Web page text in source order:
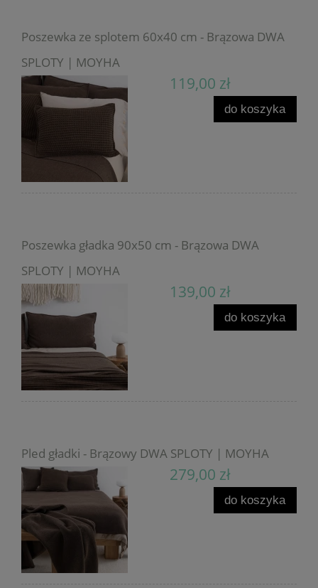
Poszewka ze splotem 60x40 cm - Brązowa DWA
SPLOTY | MOYHA
119,00 zł
do koszyka
Poszewka gładka 90x50 cm - Brązowa DWA
SPLOTY | MOYHA
139,00 zł
do koszyka
Pled gładki - Brązowy DWA SPLOTY | MOYHA
279,00 zł
do koszyka